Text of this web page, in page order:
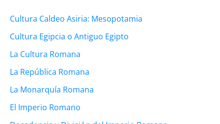
Cultura Caldeo Asiria: Mesopotamia
Cultura Egipcia o Antiguo Egipto
La Cultura Romana
La República Romana
La Monarquía Romana
El Imperio Romano